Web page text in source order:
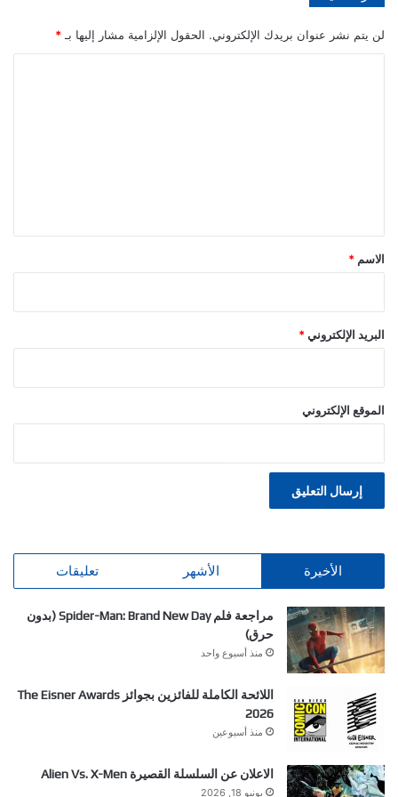
لن يتم نشر عنوان بريدك الإلكتروني. الحقول الإلزامية مشار إليها بـ *
*
الاسم *
البريد الإلكتروني *
الموقع الإلكتروني
الأخيرة الأشهر تعليقات
مراجعة فلم Spider-Man: Brand New Day (بدون
حرق)
منذ أسبوع واحد
اللائحة الكاملة للفائزين بجوائز The Eisner Awards
2026
منذ أسبوعين
الاعلان عن السلسلة القصيرة Alien Vs. X-Men
يونيو 18, 2026